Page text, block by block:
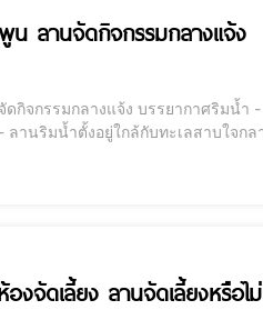
น ลานจัดกิจกรรมกลางแจ้ง
ริมน้ำ - เป็นลานเปิดโล่ง ใต้ร่มไม้ บรรยากาศธรรมชาติ
งจัดเลี้ยง ลานจัดเลี้ยงหรือไม่